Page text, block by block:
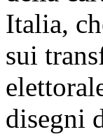
Italia,
sui
disegni